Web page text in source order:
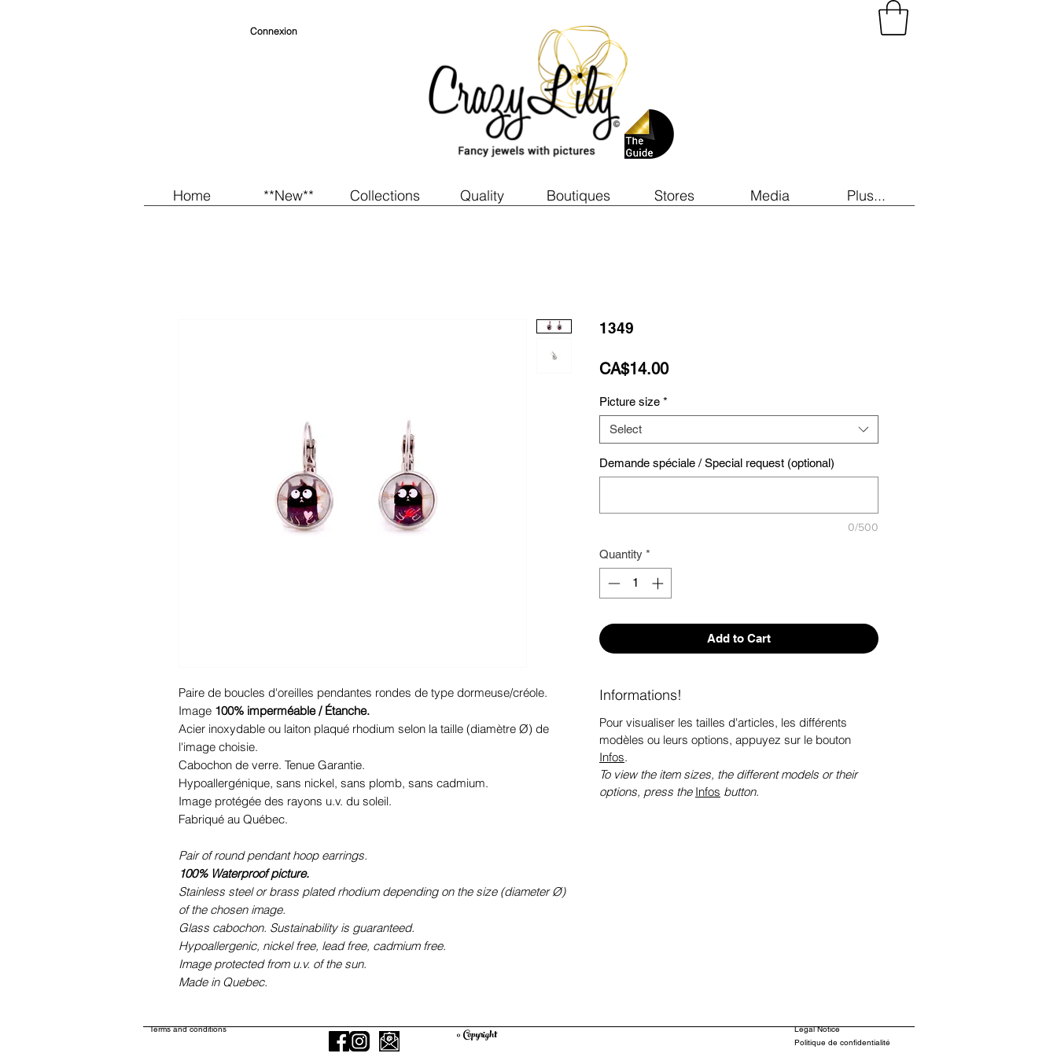
Home **New** Collections Quality Boutiques Stores Media Plus...
Connexion
Paire de boucles d'oreilles pendantes rondes de type dormeuse/créole.
Image 100% imperméable / Étanche.
Acier inoxydable ou laiton plaqué rhodium selon la taille (diamètre Ø) de
l'image choisie.
Cabochon de verre. Tenue Garantie.
Hypoallergénique, sans nickel, sans plomb, sans cadmium.
Image protégée des rayons u.v. du soleil.
Fabriqué au Québec.
Pair of round pendant hoop earrings.
100% Waterproof picture.
Stainless steel or brass plated rhodium depending on the size (diameter Ø)
of the chosen image.
Glass cabochon. Sustainability is guaranteed.
Hypoallergenic, nickel free, lead free, cadmium free.
Image protected from u.v. of the sun.
Made in Quebec.
1349
CA$14.00Price
Picture size *
Select
Demande spéciale / Special request (optional)
0/500
Quantity *
Add to Cart
Informations!
Pour visualiser les tailles d'articles, les différents
modèles ou leurs options, appuyez sur le bouton
Infos.
To view the item sizes, the different models or their
options, press the Infos button.
Legal Notice
Terms and conditions © Copyright Politique de confidentialité